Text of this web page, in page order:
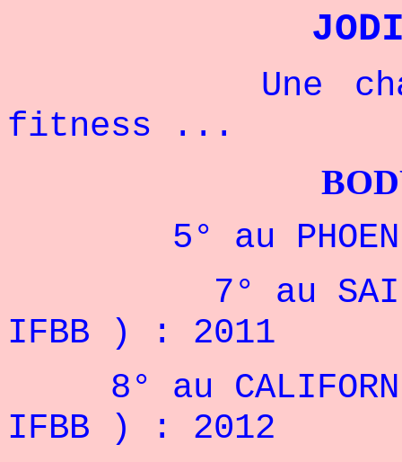
Une
fitness ...
5° au
7° au SAINT
IFBB ) : 2011
8° au CALIFORNIA
IFBB ) : 2012